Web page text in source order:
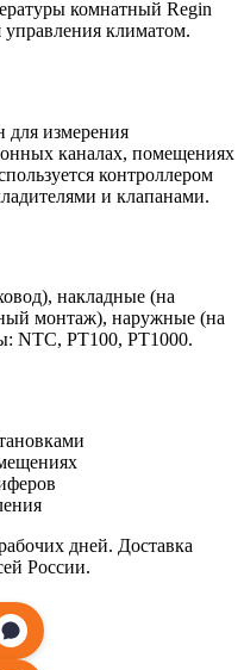
комнатный Regin
климатом.
для измерения
каналах, помещениях
контроллером
и клапанами.
накладные (на
монтаж), наружные (на
NTC, PT100, PT1000.
дней. Доставка
России.